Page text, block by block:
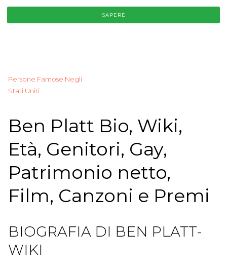
SAPERE
Persone Famose Negli
Stati Uniti
Ben Platt Bio, Wiki,
Età, Genitori, Gay,
Patrimonio netto,
Film, Canzoni e Premi
BIOGRAFIA DI BEN PLATT-
WIKI